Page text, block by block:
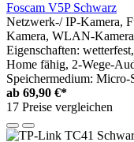
Foscam V5P Schwarz
Netzwerk-/ IP-Kamera,
Kamera, WLAN-Kamera
Eigenschaften:
Home fähig, 2-Wege-
Speichermedium: Micro-
ab 69,90 €*
17 Preise vergleichen